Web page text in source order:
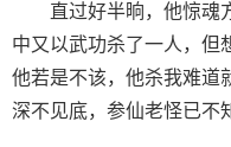
直过好半晌，他惊魂
中又以武功杀了一人，但
他若是不该，他杀我难道
深不见底，参仙老怪已不